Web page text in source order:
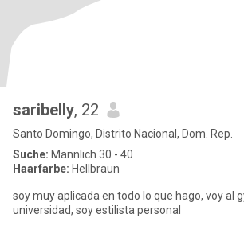
saribelly, 22
Santo Domingo, Distrito Nacional, Dom. Rep.
Suche: Männlich 30 - 40
Haarfarbe: Hellbraun
soy muy aplicada en todo lo que hago, voy al
universidad, soy estilista personal